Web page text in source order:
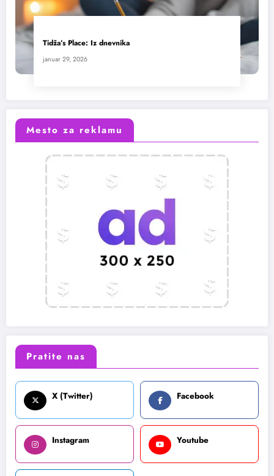
Tidža’s Place: Iz dnevnika
januar 29, 2026
Mesto za reklamu
Pratite nas
X (Twitter) Facebook
Instagram Youtube